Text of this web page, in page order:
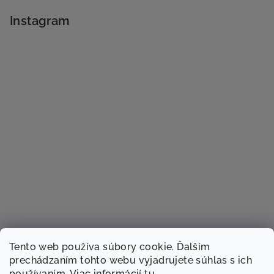
Tento web používa súbory cookie. Ďalším
prechádzaním tohto webu vyjadrujete súhlas s ich
Instagram